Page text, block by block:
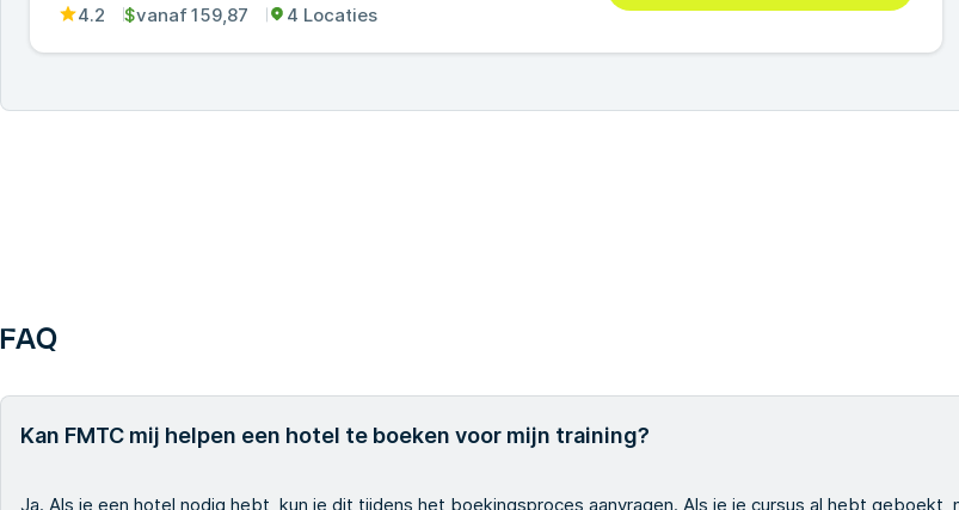
4.2 $vanaf159,87 4 Locaties
FAQ
Kan FMTC mij helpen een hotel te boeken voor mijn training?
Ja. Als je een hotel nodig hebt, kun je dit tijdens het boekingsproces aanvragen. Als je je cursus al hebt geboekt,